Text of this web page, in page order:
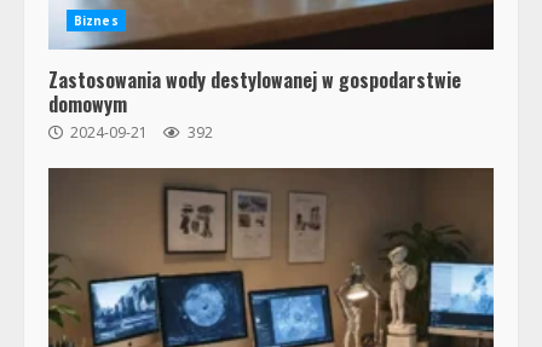
Biznes
Zastosowania wody destylowanej w gospodarstwie
domowym
2024-09-21 392